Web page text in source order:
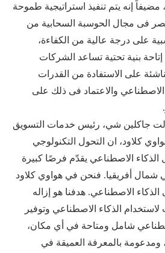
إنه يتم تنفيذ استراتيجية طموحة
فى مجال الحوسبة السحابية من
على درجة عالية من الكفاءة،
بنية تحتية تساعد الشركات
على الاستفادة من القدرات
الاصطناعي والاعتماد فى ذلك على
جاكلين شي، رئيس خدمات التسويق
كلاود، ان التحول التكنولوجي
الذكاء الاصطناعي يقدّم فرصًا كبيرة
شمال أفريقيا. فنحن في هواوي كلاود
الذكاء الاصطناعي. هدفنا هو إزاله
الذكاء الاصطناعي وتوفير
شامل ومتاحة في أي مكان،
ومدعومة بالمعرفة العميقة في